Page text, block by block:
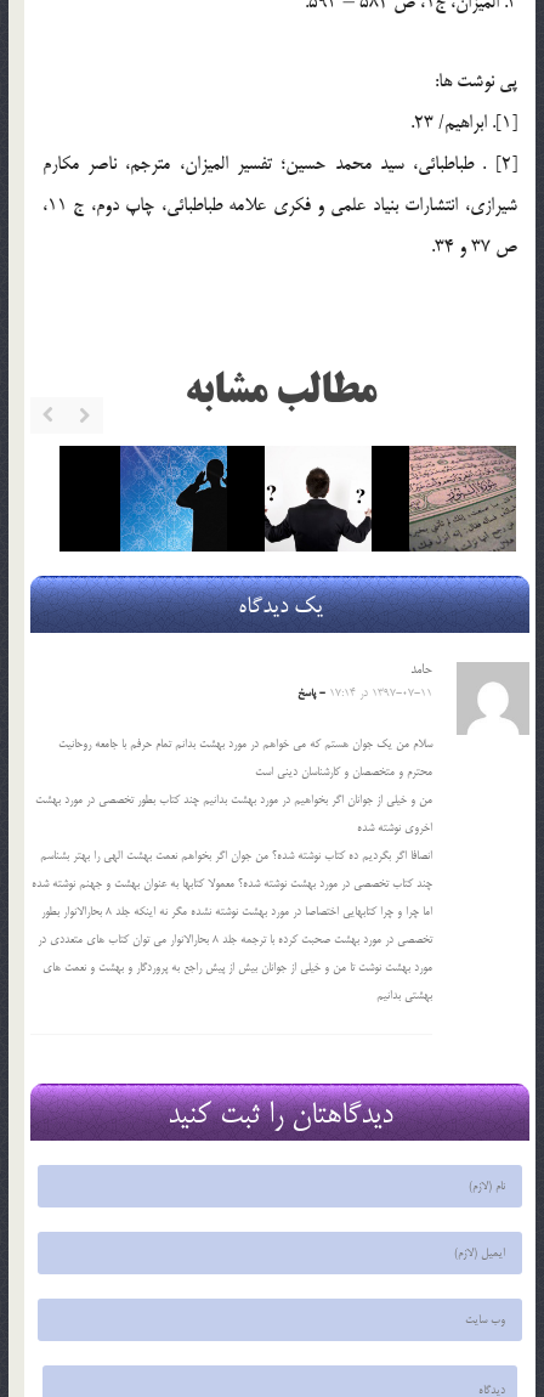
پي نوشت ها:
[1]. ابراهيم/ 23.
[2] . طباطبائي، سيد محمد حسين؛ تفسير الميزان، مترجم، ناصر مكارم
شيرازي، انتشارات بنياد علمي و فكري علامه طباطبائي، چاپ دوم، ج 11،
ص 37 و 34.
مطالب مشابه
یک دیدگاه
حامد
1397-07-11 در 17:14 - پاسخ
سلام من یک جوان هستم که می خواهم در مورد بهشت بدانم تمام حرفم با جامعه روحانیت
محترم و متخصصان و کارشناسان دینی است
من و خیلی از جوانان اگر بخواهیم در مورد بهشت بدانیم چند کتاب بطور تخصصی در مورد بهشت
اخروی نوشته شده
انصافا اگر بگردیم ده کتاب نوشته شده؟ من جوان اگر بخواهم نعمت بهشت الهی را بهتر بشناسم
چند کتاب تخصصی در مورد بهشت نوشته شده؟ معمولا کتابها به عنوان بهشت و جهنم نوشته شده
اما چرا و چرا کتابهایی اختصاصا در مورد بهشت نوشته نشده مگر نه اینکه جلد 8 بحارالانوار بطور
تخصصی در مورد بهشت صحبت کرده با ترجمه جلد 8 بحارالانوار می توان کتاب های متعددی در
مورد بهشت نوشت تا من و خیلی از جوانان بیش از پیش راجع به پروردگار و بهشت و نعمت های
بهشتی بدانیم
دیدگاهتان را ثبت کنید